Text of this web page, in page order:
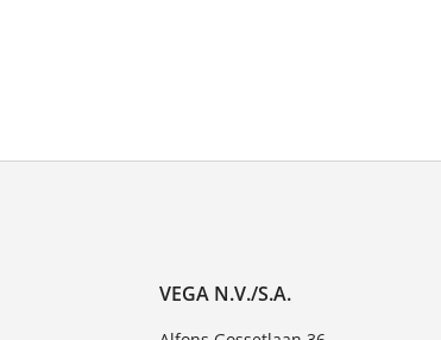
VEGA N.V./S.A.